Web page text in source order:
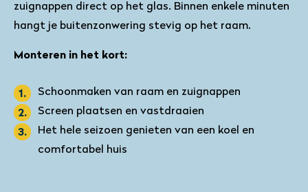
zuignappen direct op het glas. Binnen enkele minuten
hangt je buitenzonwering stevig op het raam.
Monteren in het kort:
Schoonmaken van raam en zuignappen
Screen plaatsen en vastdraaien
Het hele seizoen genieten van een koel en
comfortabel huis